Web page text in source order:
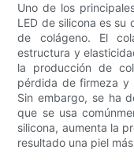
Uno de los
LED de silicona es
de colágeno. El
estructura y
la producción de
pérdida de firmeza y
Sin embargo, se ha
que se usa
silicona, aumenta la
resultado una piel